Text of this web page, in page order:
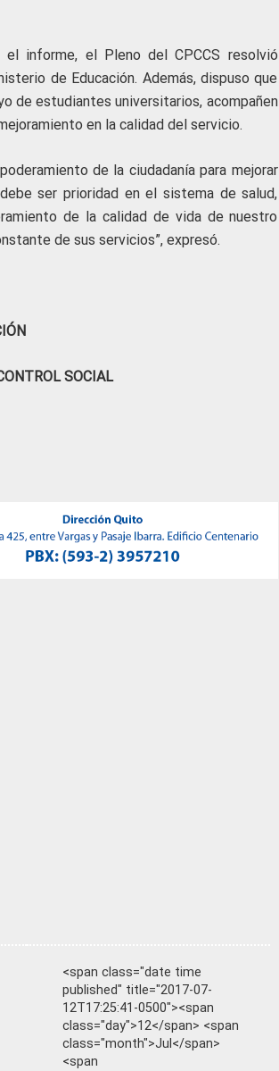
el informe, el Pleno del CPCCS resolvió
de Educación. Además, dispuso que
de estudiantes universitarios, acompañen
en la calidad del servicio.
de la ciudadanía para mejorar
ser prioridad en el sistema de salud,
de la calidad de vida de nuestro
de sus servicios”, expresó.
SOCIAL
<span class="date time
published" title="2017-07-
12T17:25:41-0500"><span
class="day">12</span> <span
class="month">Jul</span>
<span